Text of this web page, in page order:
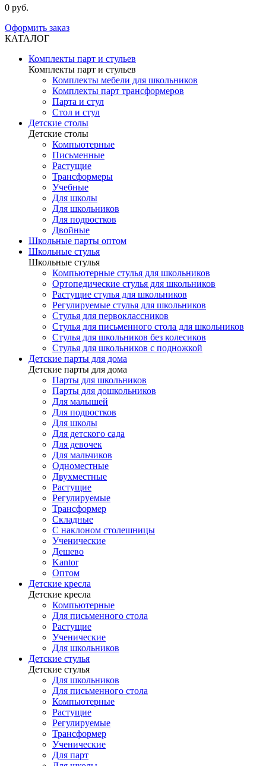
0 руб.
Оформить заказ
КАТАЛОГ
Комплекты парт и стульев
Комплекты парт и стульев
Комплекты мебели для школьников
Комплекты парт трансформеров
Парта и стул
Стол и стул
Детские столы
Детские столы
Компьютерные
Письменные
Растущие
Трансформеры
Учебные
Для школы
Для школьников
Для подростков
Двойные
Школьные парты оптом
Школьные стулья
Школьные стулья
Компьютерные стулья для школьников
Ортопедические стулья для школьников
Растущие стулья для школьников
Регулируемые стулья для школьников
Стулья для первоклассников
Стулья для письменного стола для школьников
Стулья для школьников без колесиков
Стулья для школьников с подножкой
Детские парты для дома
Детские парты для дома
Парты для школьников
Парты для дошкольников
Для малышей
Для подростков
Для школы
Для детского сада
Для девочек
Для мальчиков
Одноместные
Двухместные
Растущие
Регулируемые
Трансформер
Складные
С наклоном столешницы
Ученические
Дешево
Kantor
Оптом
Детские кресла
Детские кресла
Компьютерные
Для письменного стола
Растущие
Ученические
Для школьников
Детские стулья
Детские стулья
Для школьников
Для письменного стола
Компьютерные
Растущие
Регулируемые
Трансформер
Ученические
Для парт